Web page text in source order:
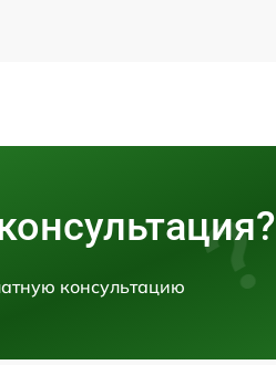
консультацию